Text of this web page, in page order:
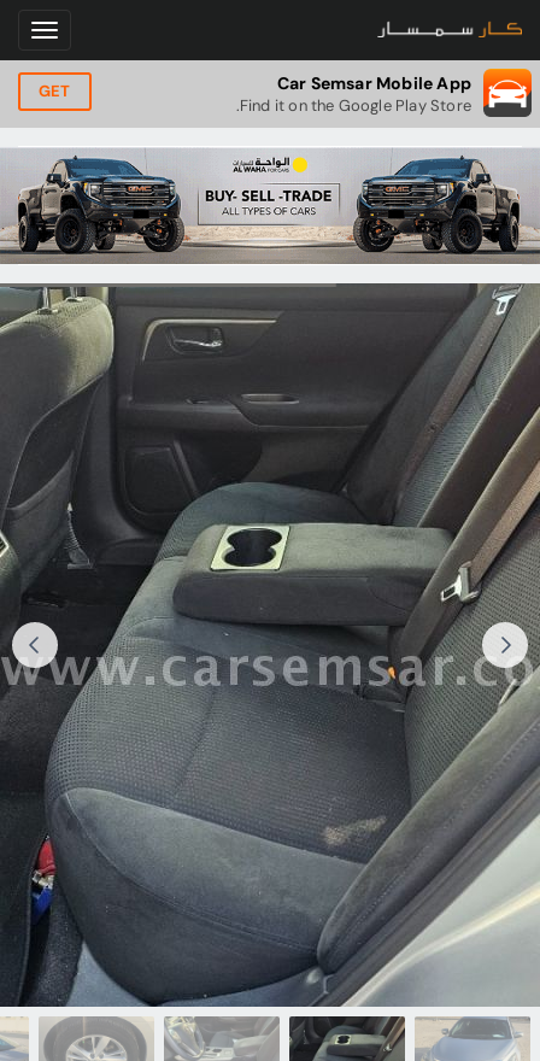
Car Semsar Mobile App
Find it on the Google Play Store.
GET